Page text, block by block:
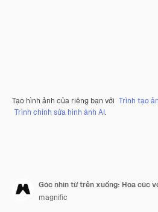
Tạo hình ảnh của riêng bạn với Trình tạo
Trình chỉnh sửa hình ảnh AI.
Góc nhìn từ trên xuống: Hoa cúc
magnific